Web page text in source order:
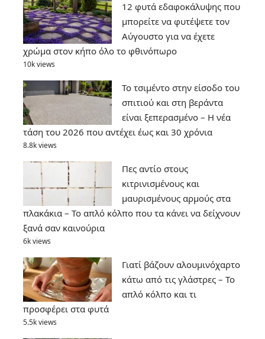
12 φυτά εδαφοκάλυψης που
μπορείτε να φυτέψετε τον
Αύγουστο για να έχετε
χρώμα στον κήπο όλο το φθινόπωρο
10k views
Το τσιμέντο στην είσοδο του
σπιτιού και στη βεράντα
είναι ξεπερασμένο – Η νέα
τάση του 2026 που αντέχει έως και 30 χρόνια
8.8k views
Πες αντίο στους
κιτρινισμένους και
μαυρισμένους αρμούς στα
πλακάκια – Το απλό κόλπο που τα κάνει να δείχνουν
ξανά σαν καινούρια
6k views
Γιατί βάζουν αλουμινόχαρτο
κάτω από τις γλάστρες – Το
απλό κόλπο και τι
προσφέρει στα φυτά
5.5k views